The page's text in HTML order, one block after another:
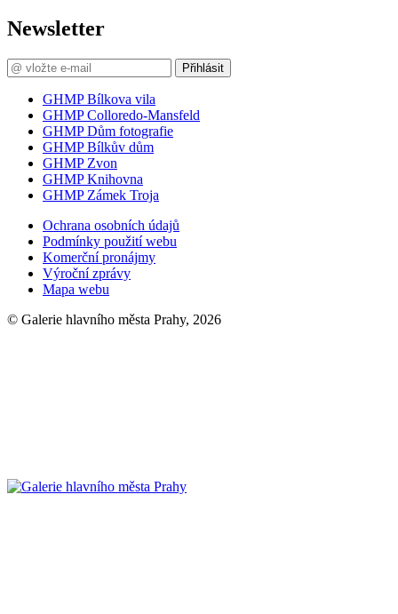
Newsletter
Přihlásit
GHMP Bílkova vila
GHMP Colloredo-Mansfeld
GHMP Dům fotografie
GHMP Bílkův dům
GHMP Zvon
GHMP Knihovna
GHMP Zámek Troja
Ochrana osobních údajů
Podmínky použití webu
Komerční pronájmy
Výroční zprávy
Mapa webu
© Galerie hlavního města Prahy, 2026